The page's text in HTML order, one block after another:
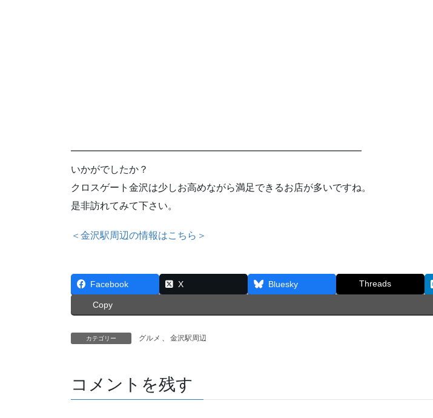
━━━━━━━━━━━━━━━━━━━━━━━━━━━━━━
いかがでしたか？
クロスゲート金沢は少しお高めながら満足できるお店が多いですね。
是非訪れてみて下さい。
＜金沢駅周辺の情報はこちら＞
Facebook X Bluesky Threads
Copy
カテゴリー グルメ 、 金沢駅周辺
コメントを残す